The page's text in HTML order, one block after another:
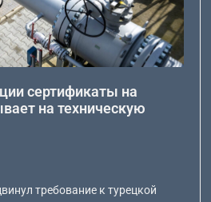
сертификаты на
на техническую
требование к турецкой